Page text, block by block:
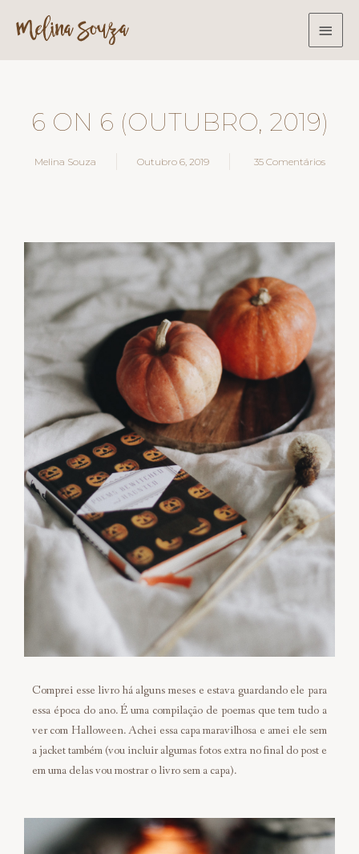
6 ON 6 (OUTUBRO, 2019)
Melina Souza Outubro 6, 2019 35 Comentários
Comprei esse livro há alguns meses e estava guardando ele para
essa época do ano. É uma compilação de poemas que tem tudo a
ver com Halloween. Achei essa capa maravilhosa e amei ele sem
a jacket também (vou incluir algumas fotos extra no final do post e
em uma delas vou mostrar o livro sem a capa).